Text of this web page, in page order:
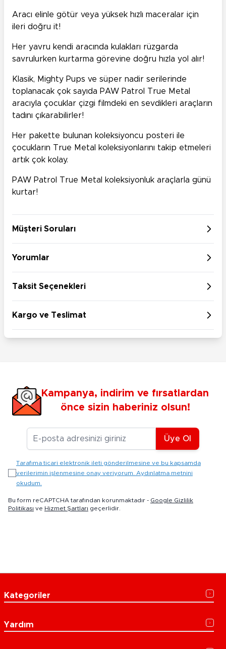
Aracı elinle götür veya yüksek hızlı maceralar için
ileri doğru it!
Her yavru kendi aracında kulakları rüzgarda
savrulurken kurtarma görevine doğru hızla yol alır!
Klasik, Mighty Pups ve süper nadir serilerinde
toplanacak çok sayıda PAW Patrol True Metal
aracıyla çocuklar çizgi filmdeki en sevdikleri araçların
tadını çıkarabilirler!
Her pakette bulunan koleksiyoncu posteri ile
çocukların True Metal koleksiyonlarını takip etmeleri
artık çok kolay.
PAW Patrol True Metal koleksiyonluk araçlarla günü
kurtar!
Müşteri Soruları
Yorumlar
Taksit Seçenekleri
Kargo ve Teslimat
Kampanya, indirim ve fırsatlardan
önce sizin haberiniz olsun!
E-posta Adresiniz
Üye Ol
Tarafıma ticari elektronik ileti gönderilmesine ve bu kapsamda
verilerimin işlenmesine onay veriyorum. Aydınlatma metnini
okudum.
Bu form reCAPTCHA tarafından korunmaktadır - Google Gizlilik
Politikası ve Hizmet Şartları geçerlidir.
Kategoriler
Yardım